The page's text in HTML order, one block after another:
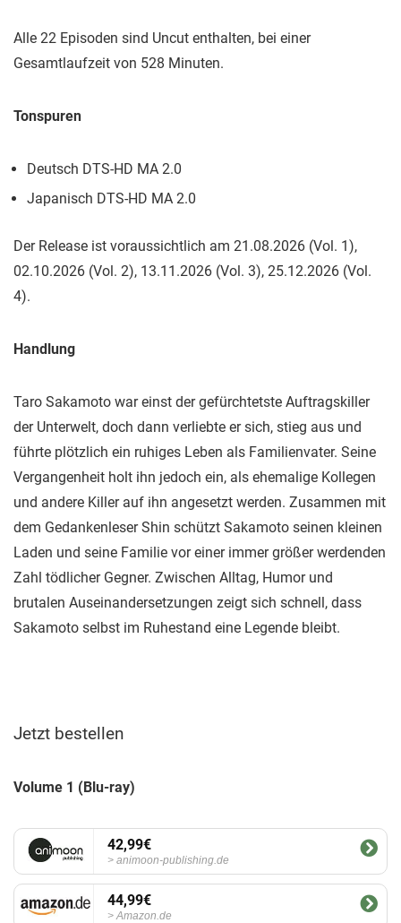
Alle 22 Episoden sind Uncut enthalten, bei einer
Gesamtlaufzeit von 528 Minuten.
Tonspuren
Deutsch DTS-HD MA 2.0
Japanisch DTS-HD MA 2.0
Der Release ist voraussichtlich am 21.08.2026 (Vol. 1),
02.10.2026 (Vol. 2), 13.11.2026 (Vol. 3), 25.12.2026 (Vol.
4).
Handlung
Taro Sakamoto war einst der gefürchtetste Auftragskiller
der Unterwelt, doch dann verliebte er sich, stieg aus und
führte plötzlich ein ruhiges Leben als Familienvater. Seine
Vergangenheit holt ihn jedoch ein, als ehemalige Kollegen
und andere Killer auf ihn angesetzt werden. Zusammen mit
dem Gedankenleser Shin schützt Sakamoto seinen kleinen
Laden und seine Familie vor einer immer größer werdenden
Zahl tödlicher Gegner. Zwischen Alltag, Humor und
brutalen Auseinandersetzungen zeigt sich schnell, dass
Sakamoto selbst im Ruhestand eine Legende bleibt.
Jetzt bestellen
Volume 1 (Blu-ray)
42,99€
animoon-publishing.de
44,99€
Amazon.de